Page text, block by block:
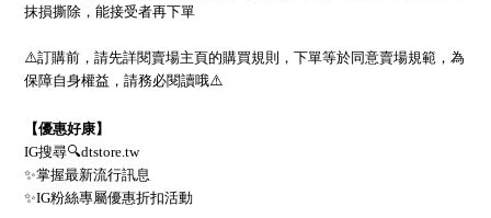
抹損撕除，能接受者再下單
⚠訂購前，請先詳閱賣場主頁的購買規則，下單等於同意賣場規範，為
保障自身權益，請務必閱讀哦⚠
【優惠好康】
IG搜尋🔍dtstore.tw
✨掌握最新流行訊息
✨IG粉絲專屬優惠折扣活動